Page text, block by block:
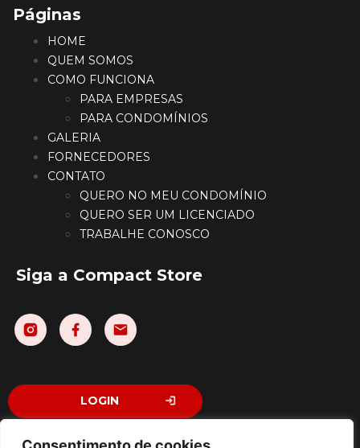
Páginas
HOME
QUEM SOMOS
COMO FUNCIONA
PARA EMPRESAS
PARA CONDOMÍNIOS
GALERIA
FORNECEDORES
CONTATO
QUERO NO MEU CONDOMÍNIO
QUERO SER UM LICENCIADO
TRABALHE CONOSCO
Siga a Compact Store
LOGIN